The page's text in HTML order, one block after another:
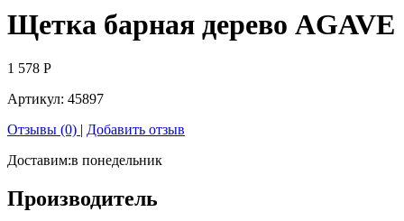
Щетка барная дерево AGAVE
1 578 Р
Артикул: 45897
Отзывы (0) | Добавить отзыв
Доставим:в понедельник
Производитель